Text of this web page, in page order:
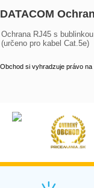
DATACOM
Ochrana RJ45 s
(určeno pro kabel Cat.5e)
Obchod si vyhradzuje právo